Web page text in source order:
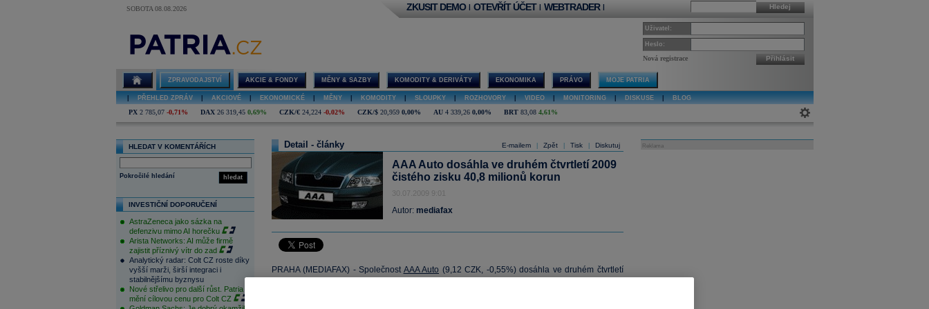
SOBOTA 08.08.2026 Hledej
ZKUSIT DEMO | OTEVŘÍT ÚČET | WEBTRADER |
Uživatel:
Heslo:
Nová registrace Přihlásit
ZPRAVODAJSTVÍ AKCIE & FONDY MĚNY & SAZBY KOMODITY & DERIVÁTY EKONOMIKA PRÁVO MOJE PATRIA
PŘEHLED ZPRÁV AKCIOVÉ EKONOMICKÉ MĚNY KOMODITY SLOUPKY ROZHOVORY VIDEO MONITORING DISKUSE BLOG
PX 2 785,07 -0,71% DAX 26 319,45 0,69% CZK/€ 24,224 -0,02% CZK/$ 20,959 0,00% AU 4 339,26 0,00% BRT 83,08 4,61%
HLEDAT V KOMENTÁŘÍCH
hledat
Pokročilé hledání
INVESTIČNÍ DOPORUČENÍ
AstraZeneca jako sázka na
defenzivu mimo AI horečku
Arista Networks: AI může firmě
zajistit příznivý vítr do zad
Analytický radar: Colt CZ roste díky
vyšší marži, širší integraci i
stabilnějšímu byznysu
Nové střelivo pro další růst. Patria
mění cílovou cenu pro Colt CZ
E-mailem Zpět Tisk Diskutuj
Detail - články
AAA Auto dosáhla ve druhém čtvrtletí 2009
čistého zisku 40,8 milionů korun
30.07.2009 9:01
Autor: mediafax
PRAHA (MEDIAFAX) - Společnost AAA Auto (9,12 CZK, -0,55%) dosáhla ve druhém čtvrtletí
Reklama